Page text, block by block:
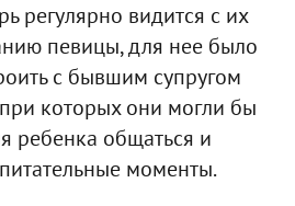
регулярно видится с их
певицы, для нее было
с бывшим супругом
которых они могли бы
ребенка общаться и
моменты.